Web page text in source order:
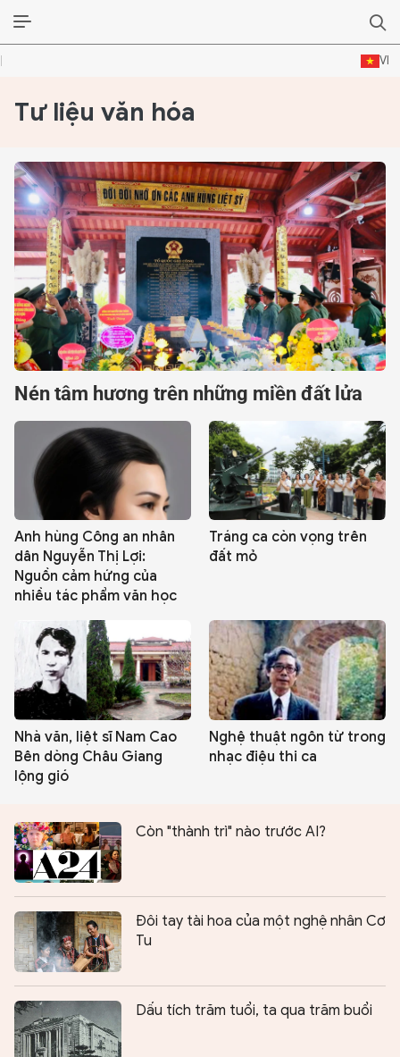
VI
ĐỜI SỐNG VĂN HÓA
LÝ LUẬN
THƠ
TRUYỀN THỐNG
TRUYỆN
DIỄN ĐÀN
CHUYÊN TRANG
Tư liệu văn hóa
Nén tâm hương trên những miền đất lửa
Anh hùng Công an nhân
dân Nguyễn Thị Lợi:
Nguồn cảm hứng của
nhiều tác phẩm văn học
Tráng ca còn vọng trên
đất mỏ
Nhà văn, liệt sĩ Nam Cao
Bên dòng Châu Giang
lộng gió
Nghệ thuật ngôn từ trong
nhạc điệu thi ca
Còn "thành trì" nào trước AI?
Ðôi tay tài hoa của một nghệ nhân Cơ
Tu
Dấu tích trăm tuổi, ta qua trăm buổi